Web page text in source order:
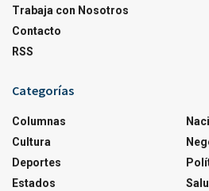
Trabaja con Nosotros
Contacto
RSS
Categorías
Columnas
Cultura
Deportes
Estados